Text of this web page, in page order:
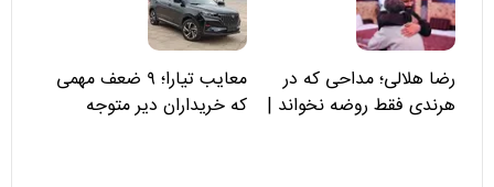
رضا هلالی؛ مداحی که در
هرندی فقط روضه نخواند |
معایب تیارا؛ ۹ ضعف مهمی
که خریداران دیر متوجه